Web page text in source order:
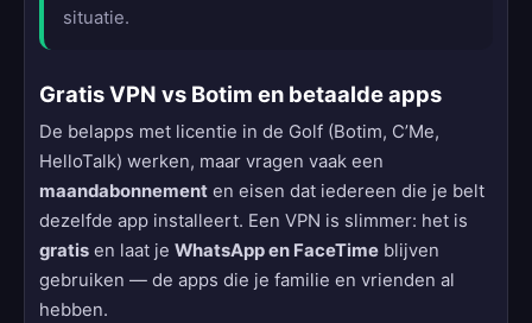
situatie.
Gratis VPN vs Botim en betaalde apps
De belapps met licentie in de Golf (Botim, C’Me,
HelloTalk) werken, maar vragen vaak een
maandabonnement en eisen dat iedereen die je belt
dezelfde app installeert. Een VPN is slimmer: het is
gratis en laat je WhatsApp en FaceTime blijven
gebruiken — de apps die je familie en vrienden al
hebben.